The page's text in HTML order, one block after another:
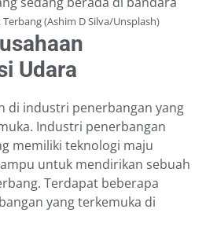
(Ashim D Silva/Unsplash)
Udara
di industri penerbangan yang
Industri penerbangan
memiliki teknologi maju
untuk mendirikan sebuah
Terdapat beberapa
yang terkemuka di